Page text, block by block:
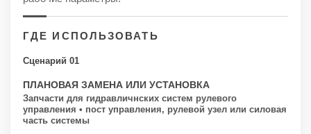
ГДЕ ИСПОЛЬЗОВАТЬ
Сценарий 01
ПЛАНОВАЯ ЗАМЕНА ИЛИ УСТАНОВКА
Запчасти для гидравличнских систем рулевого
управления • пост управления, рулевой узел или силовая
часть системы